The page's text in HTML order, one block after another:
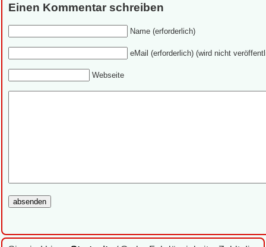
Einen Kommentar schreiben
Name (erforderlich)
eMail (erforderlich) (wird nicht
Webseite